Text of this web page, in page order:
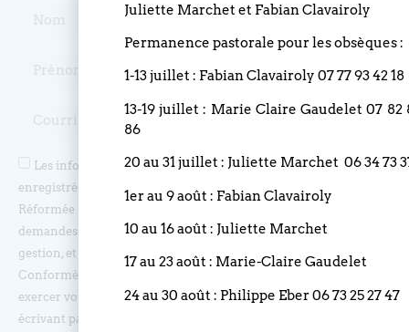
Les informations recueillies sur nos formulaires sont
enregistrées dans un fichier informatisé géré par l'Eglise
Réformée du Bouclier, et sont nécessaires afin de traiter vos
demandes. Ces demandes sont uniquement destinées à la bonne
gestion, et ne sont en aucun cas transmises à des tiers.
Conformément à la loi informatique et libertés, vous pouvez
exercer votre droit d’accès, d’opposition et de rectification, en
écrivant par courrier à l’adresse suivante : EGLISE REFORMEE
Juliette Marchet et Fabian Clavairoly
Permanence pastorale pour les obsèques :
1-13 juillet : Fabian Clavairoly 07 77 93 42 18
13-19 juillet : Marie Claire Gaudelet 07 82
86
20 au 31 juillet : Juliette Marchet 06 34 73
1er au 9 août : Fabian Clavairoly
10 au 16 août : Juliette Marchet
17 au 23 août : Marie-Claire Gaudelet
24 au 30 août : Philippe Eber 06 73 25 27 47